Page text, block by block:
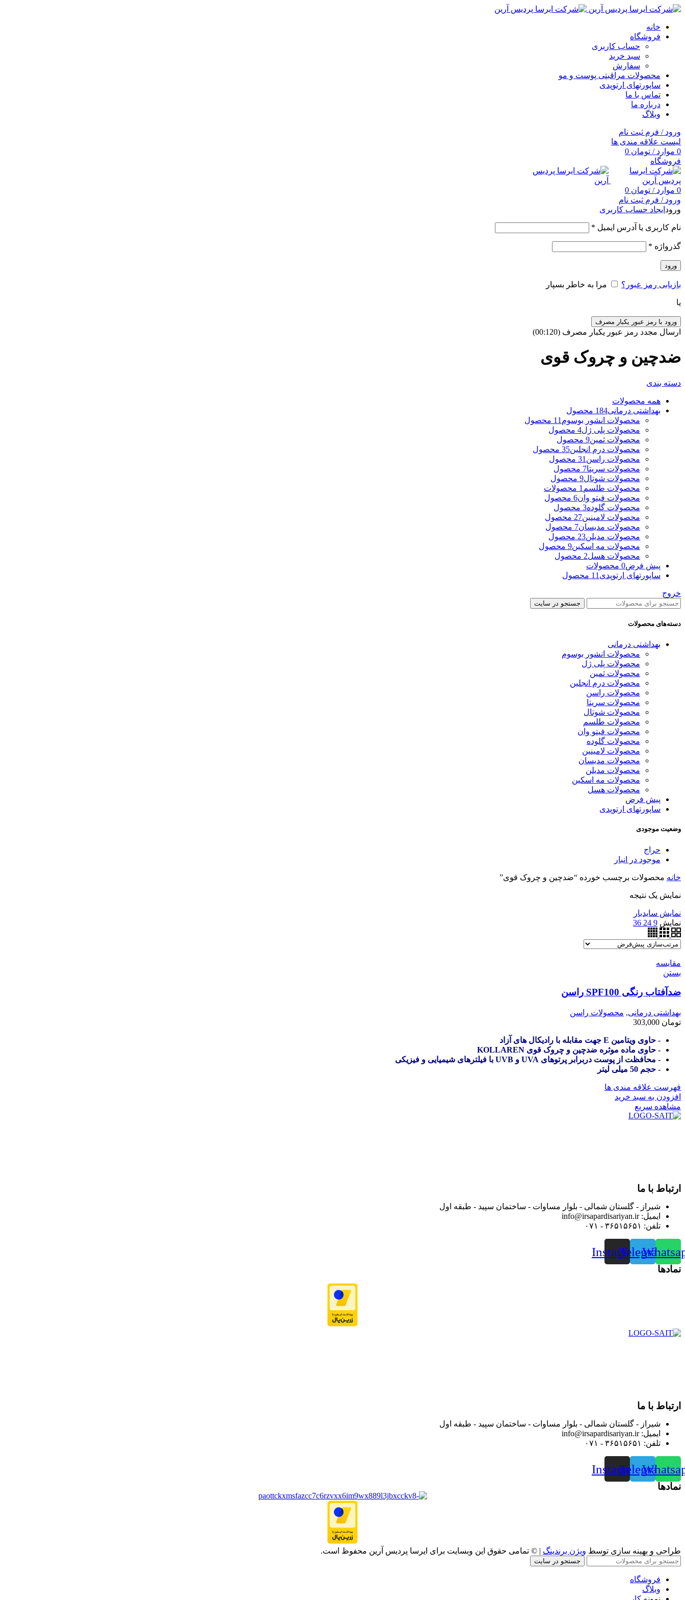
خانه
فروشگاه
حساب کاربری
سبد خرید
سفارش
محصولات مراقبتی پوست و مو
ساپورتهای ارتوپدی
تماس با ما
درباره ما
وبلاگ
ورود / فرم ثبت نام
لیست علاقه مندی ها
0 موارد / تومان
فروشگاه
0 موارد / تومان
ورود / فرم ثبت نام
ورود ایجاد حساب کاربری
نام کاربری یا آدرس ایمیل *
گذرواژه *
ورود
بازیابی رمز عبور؟ مرا به خاطر بسپار
یا
ورود با رمز عبور یکبار مصرف
ارسال مجدد رمز عبور یکبار مصرف (00:
120
)
ضدچین و چروک قوی
دسته بندی
همه محصولات
بهداشتی درمانی184 محصول
محصولات انشور بوسوم 11 محصول
محصولات پلی ژل4 محصول
محصولات ثمین9 محصول
محصولات درم انجلین35 محصول
محصولات راسن 31 محصول
محصولات سریتا7 محصول
محصولات شوتال9 محصول
محصولات طلسم 1 محصولات
محصولات فیتو وان6 محصول
محصولات گلوده3 محصول
محصولات لامینین27 محصول
محصولات مدیسان7 محصول
محصولات مدیلن23 محصول
محصولات مه اسکین9 محصول
محصولات هسل2 محصول
پیش فرض0 محصولات
ساپورتهای ارتوپدی 11 محصول
خروج
جستجو در سایت
دسته‌های محصولات
بهداشتی درمانی
محصولات انشور بوسوم
محصولات پلی ژل
محصولات ثمین
محصولات درم انجلین
محصولات راسن
محصولات سریتا
محصولات شوتال
محصولات طلسم
محصولات فیتو وان
محصولات گلوده
محصولات لامینین
محصولات مدیسان
محصولات مدیلن
محصولات مه اسکین
محصولات هسل
پیش فرض
ساپورتهای ارتوپدی
وضعیت موجودی
حراج
موجود در انبار
خانه محصولات برچسب خورده “ضدچین و چروک قوی”
نمایش یک نتیجه
نمایش سایدبار
نمایش 9
24
36
مقایسه
بستن
ضدآفتاب رنگی SPF100 راسن
بهداشتی درمانی, محصولات راسن
تومان
- حاوی ویتامین E جهت مقابله با رادیکال های آزاد
- حاوی ماده موثره ضدچین و چروک قوی KOLLAREN
- محافظت از پوست دربرابر پرتوهای UVA و UVB با فیلترهای شیمیایی و فیزیکی
- حجم 50 میلی لیتر
فهرست علاقه مندی ها
افزودن به سبد خرید
مشاهده سریع
ارتباط با ما
شیراز - گلستان شمالی - بلوار مساوات - ساختمان سپید - طبقه اول
ایمیل: info@irsapardisariyan.ir
تلفن: ۳۶۵۱۵۶۵۱ - ۰۷۱
Telegram
Instagram
نمادها
ارتباط با ما
شیراز - گلستان شمالی - بلوار مساوات - ساختمان سپید - طبقه اول
ایمیل: info@irsapardisariyan.ir
تلفن: ۳۶۵۱۵۶۵۱ - ۰۷۱
Telegram
Instagram
نمادها
طراحی و بهینه سازی توسط ویژن برندینگ | © تمامی حقوق این وبسایت برای ایرسا پردیس آرین محفوظ است.
جستجو در سایت
فروشگاه
وبلاگ